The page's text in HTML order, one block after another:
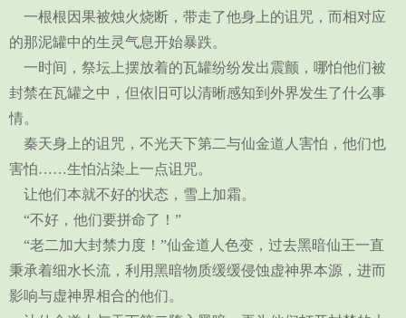
一根根因果被烛火烧断，带走了他身上的诅咒，而相对应
的那泥罐中的生灵气息开始暴跌。
一时间，祭坛上摆放着的瓦罐纷纷发出震颤，哪怕他们被
封禁在瓦罐之中，但依旧可以清晰感知到外界发生了什么事
情。
秦天身上的诅咒，不光天下第二与仙金道人害怕，他们也
害怕……生怕沾染上一点诅咒。
让他们本就不好的状态，雪上加霜。
“不好，他们要拼命了！”
“老二加大封禁力度！”仙金道人色变，过去黑暗仙王一直
秉承着细水长流，利用黑暗物质缓缓侵蚀虚神界本源，进而
影响与虚神界相合的他们。